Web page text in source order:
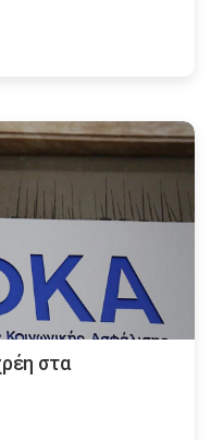
στα